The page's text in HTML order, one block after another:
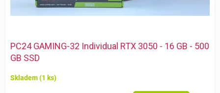
PC24 GAMING-32 Individual RTX 3050 - 16 GB - 500
GB SSD
Skladem(1 ks)